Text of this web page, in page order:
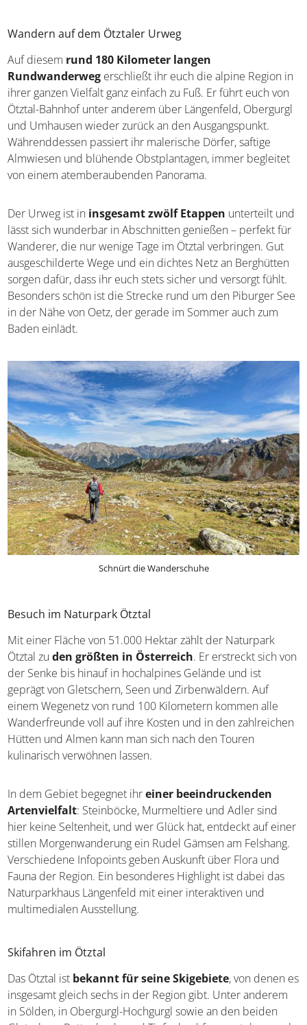
Besuch gemacht haben sollte.
Wandern auf dem Ötztaler Urweg
Auf diesemrund 180 Kilometer langen
Rundwanderwegerschließt ihr euch die alpine Region
in ihrer ganzen Vielfalt ganz einfach zu Fuß. Er führt euch
von Ötztal-Bahnhof unter anderem über Längenfeld,
Obergurgl und Umhausen wieder zurück an den
Ausgangspunkt. Währenddessen passiert ihr malerische
immer begleitet von einem atemberaubenden Panorama.
Der Urweg ist ininsgesamt zwölf Etappenunterteilt
und lässt sich wunderbar in Abschnitten genießen –
perfekt für Wanderer, die nur wenige Tage im Ötztal
verbringen. Gut ausgeschilderte Wege und ein dichtes
Netz an Berghütten sorgen dafür, dass ihr euch stets
sicher und versorgt fühlt. Besonders schön ist die Strecke
gerade im Sommer auch zum Baden einlädt.
Besuch im Naturpark Ötztal
Mit einer Fläche von 51.000 Hektar zählt der Naturpark
Ötztal zuden größten in Österreich. Er erstreckt sich
von der Senke bis hinauf in hochalpines Gelände und ist
geprägt von Gletschern, Seen und Zirbenwäldern. Auf
einem Wegenetz von rund 100 Kilometern kommen alle
Wanderfreunde voll auf ihre Kosten und in den
In dem Gebiet begegnet ihreiner beeindruckenden
Artenvielfalt: Steinböcke, Murmeltiere und Adler sind
hier keine Seltenheit, und wer Glück hat, entdeckt auf
einer stillen Morgenwanderung ein Rudel Gämsen am
Felshang. Verschiedene Infopoints geben Auskunft über
Flora und Fauna der Region. Ein besonderes Highlight ist
dabei das Naturparkhaus Längenfeld mit einer
Skifahren im Ötztal
Das Ötztal istbekannt für seine Skigebiete, von denen